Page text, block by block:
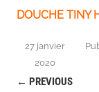
DOUCHE TINY
27 janvier
2020
← PREVIOUS